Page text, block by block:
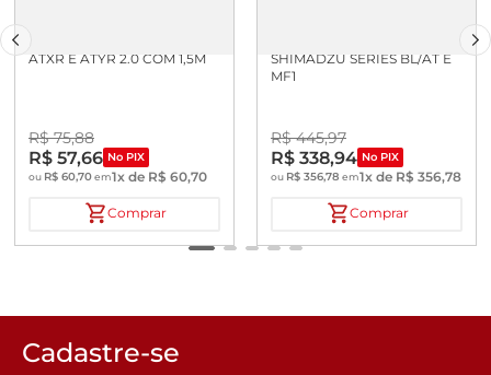
ATXR E ATYR 2.0 COM 1,5M
R$ 75,88
R$ 57,66 No PIX
ou R$ 60,70em1x de R$ 60,70
Comprar
SHIMADZU SERIES BL/AT E
MF1
R$ 445,97
R$ 338,94 No PIX
ou R$ 356,78 em1x de R$ 356,78
Comprar
Cadastre-se